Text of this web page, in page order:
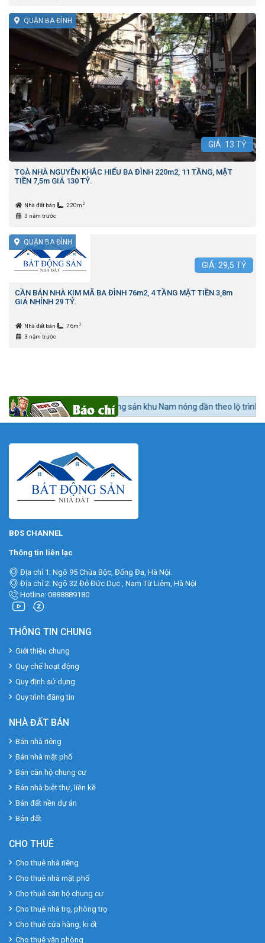
QUẬN BA ĐÌNH
GIÁ: 13 TỶ
TOÀ NHÀ NGUYỄN KHẮC HIẾU BA ĐÌNH 220m2, 11 TẦNG, MẶT
TIỀN 7,5m GIÁ 130 TỶ.
Nhà đất bán 220m 2
3 năm trước
QUẬN BA ĐÌNH
GIÁ: 29,5 TỶ
CẦN BÁN NHÀ KIM MÃ BA ĐÌNH 76m2, 4 TẦNG MẶT TIỀN 3,8m
GIÁ NHỈNH 29 TỶ.
Nhà đất bán 76m 2
3 năm trước
BĐS:Bất động sản khu Nam nóng dần theo lộ trình lên quận Nhà Bè.
BĐS CHANNEL
Thông tin liên lạc
Địa chỉ 1: Ngõ 95 Chùa Bộc, Đống Đa, Hà Nội.
Địa chỉ 2: Ngõ 32 Đỗ Đức Dục , Nam Từ Liêm, Hà Nội
Hotline: 0888889180
THÔNG TIN CHUNG
Giới thiệu chung
Quy chế hoạt động
Quy định sử dụng
Quy trình đăng tin
NHÀ ĐẤT BÁN
Bán nhà riêng
Bán nhà mặt phố
Bán căn hộ chung cư
Bán nhà biệt thự, liền kề
Bán đất nền dự án
Bán đất
CHO THUÊ
Cho thuê nhà riêng
Cho thuê nhà mặt phố
Cho thuê căn hộ chung cư
Cho thuê nhà trọ, phòng trọ
Cho thuê cửa hàng, ki ốt
Cho thuê văn phòng